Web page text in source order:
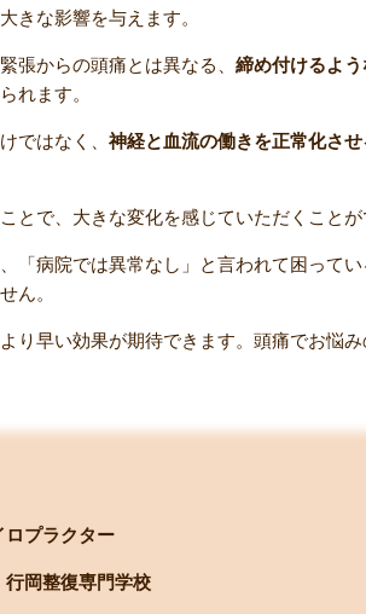
きな影響を与えます。
張からの頭痛とは異なる、 締め付けるよ
れます。
ではなく、 神経と血流の働きを正常化させ
とで、大きな変化を感じていただくことが
「病院では異常なし」と言われて困って
ん。
り早い効果が期待できます。頭痛でお悩
プラクター
行岡整復専門学校